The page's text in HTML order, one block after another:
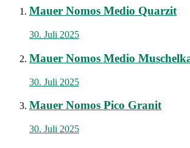
Mauer Nomos Medio Quarzit
30. Juli 2025
Mauer Nomos Medio
30. Juli 2025
Mauer Nomos Pico Granit
30. Juli 2025